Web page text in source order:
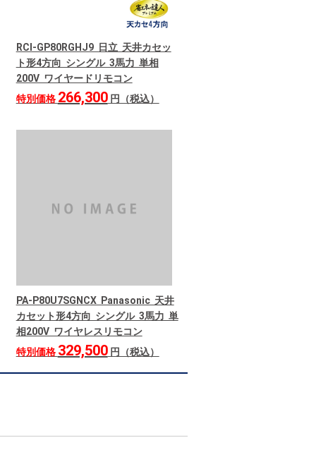
RCI-GP80RGHJ9 日立 天井カセッ
ト形4方向 シングル 3馬力 単相
200V ワイヤードリモコン
特別価格 266,300円（税込）
PA-P80U7SGNCX Panasonic 天井
カセット形4方向 シングル 3馬力 単
相200V ワイヤレスリモコン
特別価格 329,500円（税込）